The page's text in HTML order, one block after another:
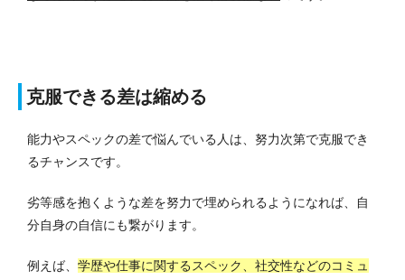
克服できる差は縮める
能力やスペックの差で悩んでいる人は、努力次第で克服でき
るチャンスです。
劣等感を抱くような差を努力で埋められるようになれば、自
分自身の自信にも繋がります。
例えば、 学歴や仕事に関するスペック、社交性などのコミュ